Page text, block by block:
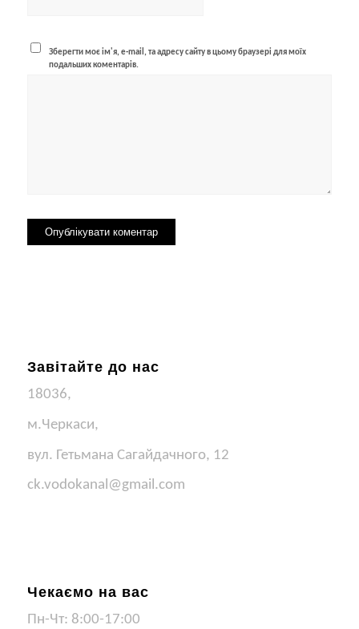
Зберегти моє ім'я, e-mail, та адресу сайту в цьому браузері для моїх
подальших коментарів.
Завітайте до нас
18036,
м.Черкаси,
вул. Гетьмана Сагайдачного, 12
ck.vodokanal@gmail.com
Чекаємо на вас
Пн-Чт: 8:00-17:00